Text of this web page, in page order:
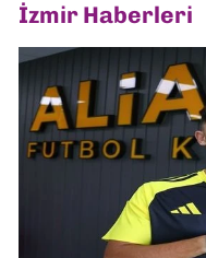
İzmir Haberleri